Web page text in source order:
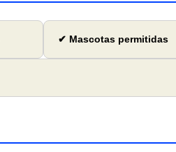
✔ Mascotas permitidas